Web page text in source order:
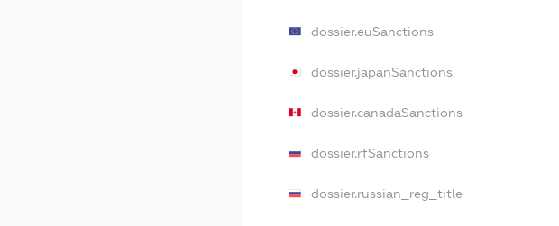
dossier.euSanctions
dossier.japanSanctions
dossier.canadaSanctions
dossier.rfSanctions
dossier.russian_reg_title